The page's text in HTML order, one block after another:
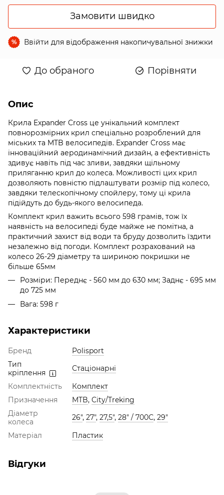
Замовити швидко
% Ввійти для відображення накопичувальної знижки
До обраного Порівняти
Опис
Крила Expander Cross це унікальний комплект
повнорозмірних крил спеціально розроблений для
міських та MTB велосипедів. Expander Cross має
інноваційний аеродинамічний дизайн, а ефективність
здивує навіть під час зливи, завдяки щільному
приляганню крил до колеса. Можливості цих крил
дозволяють повністю підлаштувати розмір під колесо,
завдяки телескопічному спойлеру, тому ці крила
підійдуть до будь-якого велосипеда.
Комплект крил важить всього 598 грамів, тож їх
наявність на велосипеді буде майже не помітна, а
практичний захист від води та бруду дозволить їздити
незалежно від погоди. Комплект розрахований на
колесо 26-29 діаметру та шириною покришки не
більше 65мм
Розміри: Переднє - 560 мм до 630 мм; Заднє - 695 мм
до 725 мм
Вага: 598 г
Характеристики
Бренд
Polisport
Тип
кріплення
Стаціонарні
Комплектність
Комплект
Призначення
MTB, City/Treking
Діаметр
колеса
26", 27", 27,5", 28" / 700С, 29"
Матеріал
Пластик
Відгуки